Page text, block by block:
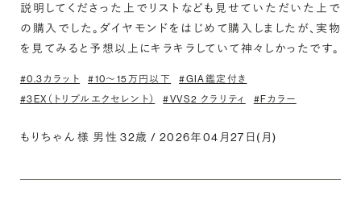
説明してくださった上でリストなども見せていただいた上で
の購入でした。ダイヤモンドをはじめて購入しましたが、実物
を見てみると予想以上にキラキラしていて神々しかったです。
#0.3カラット #10〜15万円以下
#GIA鑑定付き
#3EX（トリプルエクセレント）
#VVS2 クラリティ #Fカラー
もりちゃん 様 男性 32歳 / 2026年04月27日(月)